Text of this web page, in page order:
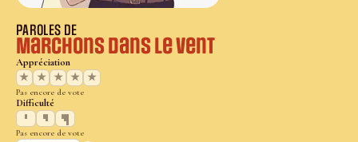
PAROLES DE
Marchons dans le vent
Appréciation
★
★ ★ ★ ★
Pas encore de vote
Difficulté
Pas encore de vote